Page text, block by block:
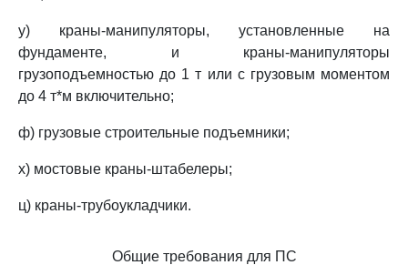
у) краны-манипуляторы, установленные на
фундаменте, и краны-манипуляторы
грузоподъемностью до 1 т или с грузовым моментом
до 4 т*м включительно;
ф) грузовые строительные подъемники;
х) мостовые краны-штабелеры;
ц) краны-трубоукладчики.
Общие требования для ПС